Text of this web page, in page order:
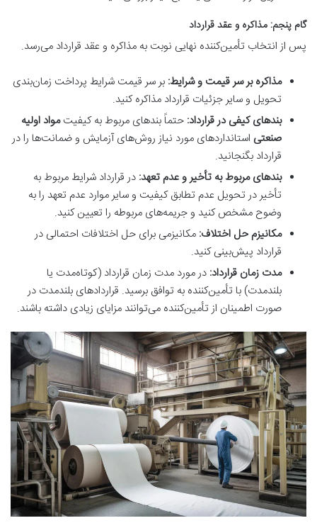
گام پنجم: مذاکره و عقد قرارداد
پس از انتخاب تأمین‌کننده نهایی نوبت به مذاکره و عقد قرارداد می‌رسد.
مذاکره بر سر قیمت و شرایط: بر سر قیمت شرایط پرداخت زمان‌بندی
تحویل و سایر جزئیات قرارداد مذاکره کنید.
بندهای کیفی در قرارداد: حتماً بندهای مربوط به کیفیتمواد اولیه
صنعتی استانداردهای مورد نیاز روش‌های آزمایش و ضمانت‌ها را در
قرارداد بگنجانید.
بندهای مربوط به تأخیر و عدم تعهد: در قرارداد شرایط مربوط به
تأخیر در تحویل عدم تطابق کیفیت و سایر موارد عدم تعهد را به
وضوح مشخص کنید و جریمه‌های مربوطه را تعیین کنید.
مکانیزم حل اختلاف: مکانیزمی برای حل اختلافات احتمالی در
قرارداد پیش‌بینی کنید.
مدت زمان قرارداد: در مورد مدت زمان قرارداد (کوتاه‌مدت یا
بلندمدت) با تأمین‌کننده به توافق برسید. قراردادهای بلندمدت در
صورت اطمینان از تأمین‌کننده می‌توانند مزایای زیادی داشته باشند.